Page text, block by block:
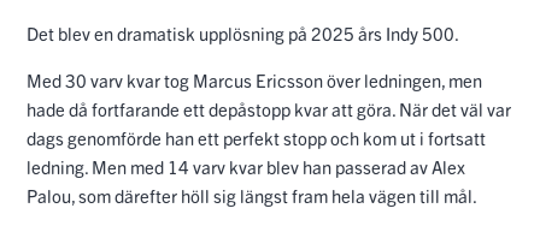
Det blev en dramatisk upplösning på 2025 års Indy 500.
Med 30 varv kvar tog Marcus Ericsson över ledningen, men
hade då fortfarande ett depåstopp kvar att göra. När det väl var
dags genomförde han ett perfekt stopp och kom ut i fortsatt
ledning. Men med 14 varv kvar blev han passerad av Alex
Palou, som därefter höll sig längst fram hela vägen till mål.